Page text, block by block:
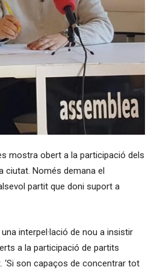
mostra obert a la participació dels
ciutat. Només demana el
partit que doni suport a
interpel·lació de nou a insistir
a la participació de partits
‘Si son capaços de concentrar tot